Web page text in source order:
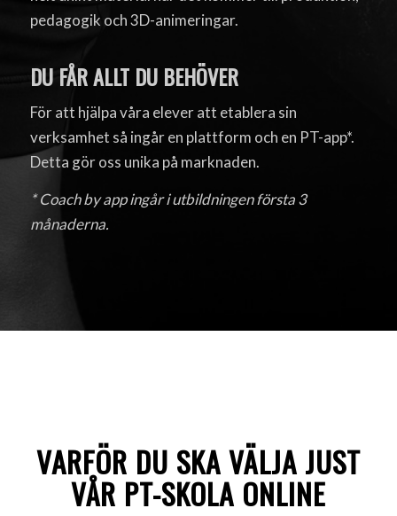
pedagogik och 3D-animeringar.
DU FÅR ALLT DU BEHÖVER
För att hjälpa våra elever att etablera sin
verksamhet så ingår en plattform och en PT-app*.
Detta gör oss unika på marknaden.
* Coach by app ingår i utbildningen första 3
månaderna.
VARFÖR DU SKA VÄLJA JUST
VÅR PT-SKOLA ONLINE